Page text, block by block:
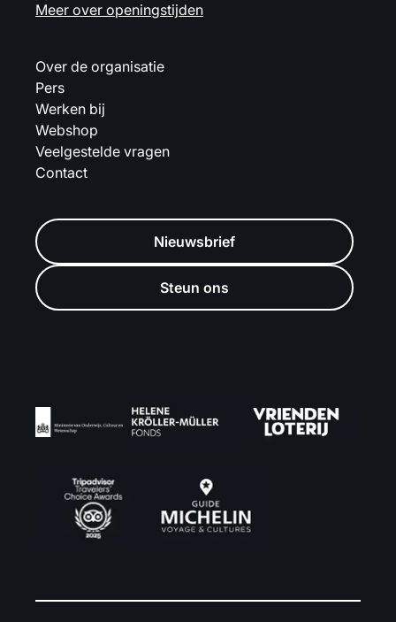
Meer over openingstijden
Over de organisatie
Pers
Werken bij
Webshop
Veelgestelde vragen
Contact
Nieuwsbrief
Steun ons